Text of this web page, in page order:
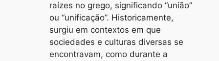
raízes no grego, significando “união”
ou “unificação”. Historicamente,
surgiu em contextos em que
sociedades e culturas diversas se
encontravam, como durante a